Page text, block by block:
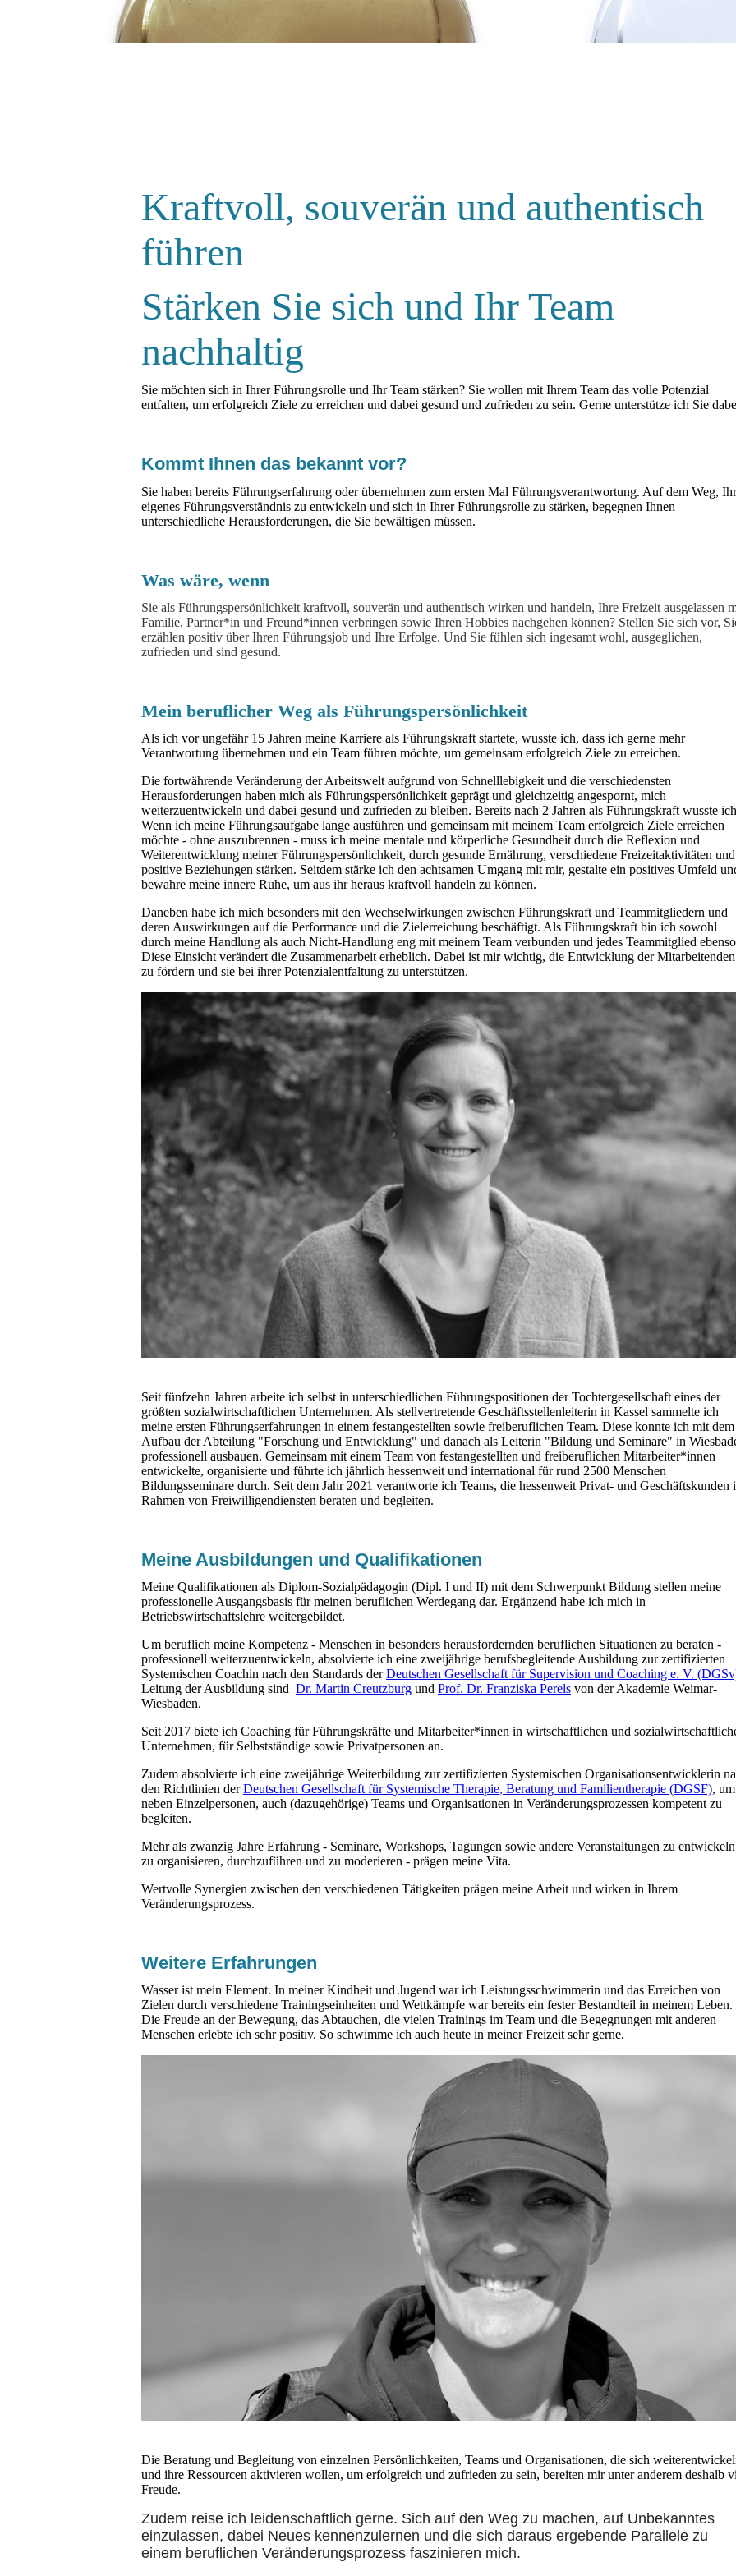
Kraftvoll, souverän und authentisch
führen
Stärken Sie sich und Ihr Team
nachhaltig
Sie möchten sich in Ihrer Führungsrolle und Ihr Team stärken? Sie wollen mit Ihrem Team das volle Potenzial
entfalten, um erfolgreich Ziele zu erreichen und dabei gesund und zufrieden zu sein. Gerne unterstütze ich Sie
Kommt Ihnen das bekannt vor?
Sie haben bereits Führungserfahrung oder übernehmen zum ersten Mal Führungsverantwortung. Auf dem Weg, Ihr
eigenes Führungsverständnis zu entwickeln und sich in Ihrer Führungsrolle zu stärken, begegnen Ihnen
unterschiedliche Herausforderungen, die Sie bewältigen müssen.
Was wäre, wenn
Sie als Führungspersönlichkeit kraftvoll, souverän und authentisch wirken und handeln, Ihre Freizeit ausgelassen
Familie, Partner*in und Freund*innen verbringen sowie Ihren Hobbies nachgehen können? Stellen Sie sich vor,
erzählen positiv über Ihren Führungsjob und Ihre Erfolge. Und Sie fühlen sich ingesamt wohl, ausgeglichen,
zufrieden und sind gesund.
Mein beruflicher Weg als Führungspersönlichkeit
Als ich vor ungefähr 15 Jahren meine Karriere als Führungskraft startete, wusste ich, dass ich gerne mehr
Verantwortung übernehmen und ein Team führen möchte, um gemeinsam erfolgreich Ziele zu erreichen.
Die fortwährende Veränderung der Arbeitswelt aufgrund von Schnelllebigkeit und die verschiedensten
Herausforderungen haben mich als Führungspersönlichkeit geprägt und gleichzeitig angespornt, mich
weiterzuentwickeln und dabei gesund und zufrieden zu bleiben. Bereits nach 2 Jahren als Führungskraft wusste
Wenn ich meine Führungsaufgabe lange ausführen und gemeinsam mit meinem Team erfolgreich Ziele erreichen
möchte - ohne auszubrennen - muss ich meine mentale und körperliche Gesundheit durch die Reflexion und
Weiterentwicklung meiner Führungspersönlichkeit, durch gesunde Ernährung, verschiedene Freizeitaktivitäten und
positive Beziehungen stärken. Seitdem stärke ich den achtsamen Umgang mit mir, gestalte ein positives Umfeld
bewahre meine innere Ruhe, um aus ihr heraus kraftvoll handeln zu können.
Daneben habe ich mich besonders mit den Wechselwirkungen zwischen Führungskraft und Teammitgliedern und
deren Auswirkungen auf die Performance und die Zielerreichung beschäftigt. Als Führungskraft bin ich sowohl
durch meine Handlung als auch Nicht-Handlung eng mit meinem Team verbunden und jedes Teammitglied
Diese Einsicht verändert die Zusammenarbeit erheblich. Dabei ist mir wichtig, die Entwicklung der Mitarbeitenden
zu fördern und sie bei ihrer Potenzialentfaltung zu unterstützen.
Seit fünfzehn Jahren arbeite ich selbst in unterschiedlichen Führungspositionen der Tochtergesellschaft eines der
größten sozialwirtschaftlichen Unternehmen. Als stellvertretende Geschäftsstellenleiterin in Kassel sammelte ich
meine ersten Führungserfahrungen in einem festangestellten sowie freiberuflichen Team. Diese konnte ich mit dem
Aufbau der Abteilung "Forschung und Entwicklung" und danach als Leiterin "Bildung und Seminare" in
professionell ausbauen. Gemeinsam mit einem Team von festangestellten und freiberuflichen Mitarbeiter*innen
entwickelte, organisierte und führte ich jährlich hessenweit und international für rund 2500 Menschen
Bildungsseminare durch. Seit dem Jahr 2021 verantworte ich Teams, die hessenweit Privat- und Geschäftskunden
Rahmen von Freiwilligendiensten beraten und begleiten.
Meine Ausbildungen und Qualifikationen
Meine Qualifikationen als Diplom-Sozialpädagogin (Dipl. I und II) mit dem Schwerpunkt Bildung stellen meine
professionelle Ausgangsbasis für meinen beruflichen Werdegang dar. Ergänzend habe ich mich in
Betriebswirtschaftslehre weitergebildet.
Um beruflich meine Kompetenz - Menschen in besonders herausfordernden beruflichen Situationen zu beraten -
professionell weiterzuentwickeln, absolvierte ich eine zweijährige berufsbegleitende Ausbildung zur zertifizierten
Systemischen Coachin nach den Standards derDeutschen Gesellschaft für Supervision und Coaching e. V.
Leitung der Ausbildung sind Dr. Martin Creutzburg und Prof. Dr. Franziska Perels von der Akademie Weimar-
Wiesbaden.
Seit 2017 biete ich Coaching für Führungskräfte und Mitarbeiter*innen in wirtschaftlichen und
Unternehmen, für Selbstständige sowie Privatpersonen an.
Zudem absolvierte ich eine zweijährige Weiterbildung zur zertifizierten Systemischen Organisationsentwicklerin
den Richtlinien derDeutschen Gesellschaft für Systemische Therapie, Beratung und Familientherapie (DGSF), um
neben Einzelpersonen, auch (dazugehörige) Teams und Organisationen in Veränderungsprozessen kompetent zu
begleiten.
Mehr als zwanzig Jahre Erfahrung - Seminare, Workshops, Tagungen sowie andere Veranstaltungen zu
zu organisieren, durchzuführen und zu moderieren - prägen meine Vita.
Wertvolle Synergien zwischen den verschiedenen Tätigkeiten prägen meine Arbeit und wirken in Ihrem
Veränderungsprozess.
Weitere Erfahrungen
Wasser ist mein Element. In meiner Kindheit und Jugend war ich Leistungsschwimmerin und das Erreichen von
Zielen durch verschiedene Trainingseinheiten und Wettkämpfe war bereits ein fester Bestandteil in meinem Leben.
Die Freude an der Bewegung, das Abtauchen, die vielen Trainings im Team und die Begegnungen mit anderen
Menschen erlebte ich sehr positiv. So schwimme ich auch heute in meiner Freizeit sehr gerne.
Die Beratung und Begleitung von einzelnen Persönlichkeiten, Teams und Organisationen, die sich
und ihre Ressourcen aktivieren wollen, um erfolgreich und zufrieden zu sein, bereiten mir unter anderem deshalb
Freude.
Zudem reise ich leidenschaftlich gerne. Sich auf den Weg zu machen, auf Unbekanntes
einzulassen, dabei Neues kennenzulernen und die sich daraus ergebende Parallele zu
einem beruflichen Veränderungsprozess faszinieren mich.